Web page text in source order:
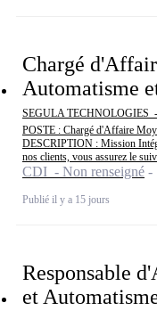
Chargé
Automatisme
SEGULA TECHNOLOGIES -
POSTE : Chargé d'Affaire
DESCRIPTION : Mission
nos clients, vous assurez le
CDI - Non renseigné
Publié il y a 15 jours
Responsable
et